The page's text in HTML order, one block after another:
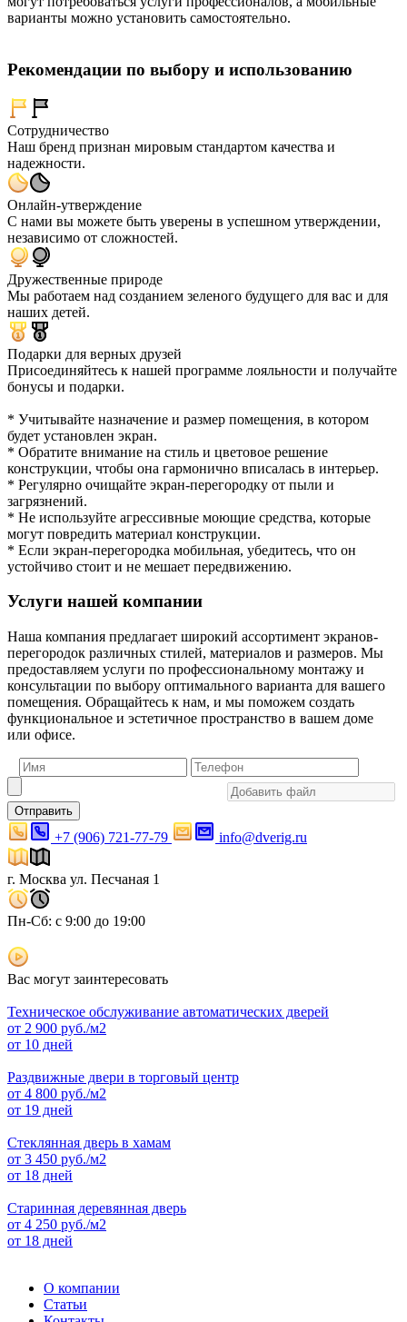
варианты можно установить самостоятельно.
Рекомендации по выбору и использованию
Сотрудничество
Наш бренд признан мировым стандартом качества и
надежности.
Онлайн-утверждение
С нами вы можете быть уверены в успешном утверждении,
независимо от сложностей.
Дружественные природе
Мы работаем над созданием зеленого будущего для вас и для
наших детей.
Подарки для верных друзей
Присоединяйтесь к нашей программе лояльности и получайте
бонусы и подарки.
* Учитывайте назначение и размер помещения, в котором
будет установлен экран.
* Обратите внимание на стиль и цветовое решение
конструкции, чтобы она гармонично вписалась в интерьер.
* Регулярно очищайте экран-перегородку от пыли и
загрязнений.
* Не используйте агрессивные моющие средства, которые
могут повредить материал конструкции.
* Если экран-перегородка мобильная, убедитесь, что он
устойчиво стоит и не мешает передвижению.
Услуги нашей компании
Наша компания предлагает широкий ассортимент экранов-
перегородок различных стилей, материалов и размеров. Мы
предоставляем услуги по профессиональному монтажу и
консультации по выбору оптимального варианта для вашего
помещения. Обращайтесь к нам, и мы поможем создать
функциональное и эстетичное пространство в вашем доме
или офисе.
Отправить
+7 (906) 721-77-79 info@dverig.ru
г. Москва ул. Песчаная 1
Пн-Сб: с 9:00 до 19:00
Вас могут заинтересовать
Техническое обслуживание автоматических дверей
от 2 900 руб./м2
от 10 дней
Раздвижные двери в торговый центр
от 4 800 руб./м2
от 19 дней
Стеклянная дверь в хамам
от 3 450 руб./м2
от 18 дней
Старинная деревянная дверь
от 4 250 руб./м2
от 18 дней
О компании
Статьи